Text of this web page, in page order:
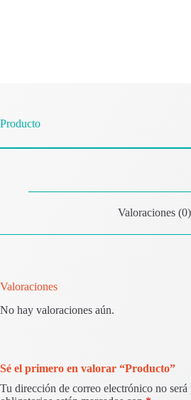
Producto
Valoraciones (0)
Valoraciones
No hay valoraciones aún.
Sé el primero en valorar “Producto”
Tu dirección de correo electrónico no será